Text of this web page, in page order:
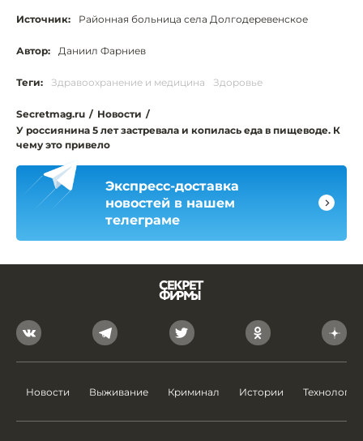
Источник: Районная больница села Долгодеревенское
Автор: Даниил Фарниев
Теги: Здравоохранение и медицина Здоровье
Secretmag.ru / Новости /
У россиянина 5 лет застревала и копилась еда в пищеводе. К
чему это привело
Экспресс-доставка
новостей в нашем
телеграме
Новости Выживание Криминал Истории Технологии